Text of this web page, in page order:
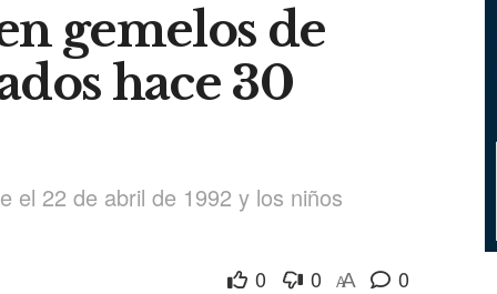
gemelos de
hace 30
el 22 de abril de 1992 y los niños
0 0 AA 0